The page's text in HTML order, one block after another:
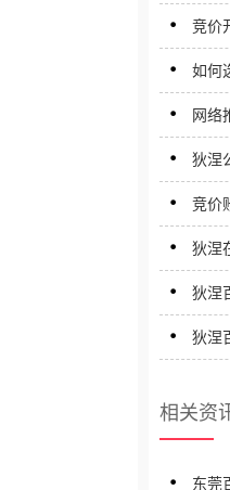
竞价
如何
网络
狄涅
竞价
狄涅
狄涅
狄涅
相关资
东莞